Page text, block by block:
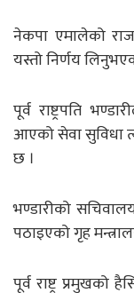
नेकपा एमालेको
यस्तो निर्णय
पूर्व राष्ट्रपति
आएको सेवा सुविधा
छ ।
भण्डारीको
पठाइएको गृह
पूर्व राष्ट्र प्रमुखको